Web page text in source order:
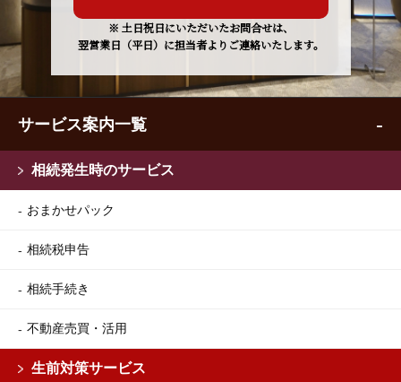
※ 土日祝日にいただいたお問合せは、
翌営業日（平日）に担当者よりご連絡いたします。
サービス案内一覧
相続発生時のサービス
おまかせパック
相続税申告
相続手続き
不動産売買・活用
生前対策サービス